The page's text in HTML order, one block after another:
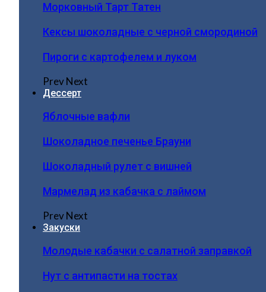
Морковный Тарт Татен
Кексы шоколадные с черной смородиной
Пироги c картофелем и луком
PrevNext
Дессерт
Яблочные вафли
Шоколадное печенье Брауни
Шоколадный рулет с вишней
Мармелад из кабачка с лаймом
PrevNext
Закуски
Молодые кабачки с салатной заправкой
Нут с антипасти на тостах